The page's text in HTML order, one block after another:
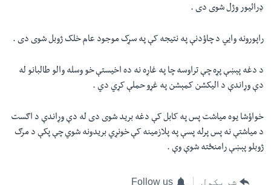
ډرائيور وژل شوی دی .
راپورونه وايي د چاؤدنې په نتيجه کې په سړک موجود عام خلک ژوبل شوی دی .
د دغه پېښې پړه چې تراوسه چا په غاړه نه ده اخيستې خو وسله والو طالبانو له
دې وړاندې د اليکشن کمېشن په غړو حملې کړي دي .
خواؤشا يوه مياشت پس په کابل کې دغه بريد شوی دی له دې وړاندې د اګست
د مياشتې نه پس پرله پسې په پلازمينه کې خونړي بريدونه شوي چې پکې د مرګ
ژوبلو پېښې رامنځته شوې وې .
شریکول Follow us